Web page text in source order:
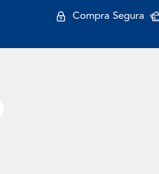
Compra Segura